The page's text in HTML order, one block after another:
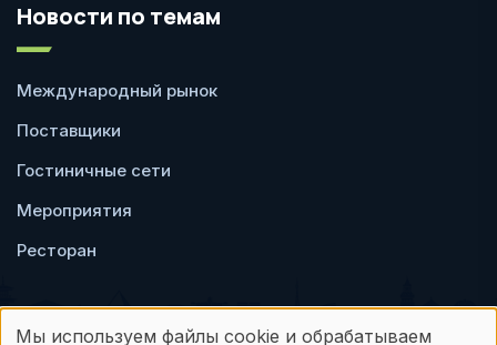
Новости по темам
Международный рынок
Поставщики
Гостиничные сети
Мероприятия
Ресторан
Мы используем файлы cookie и обрабатываем